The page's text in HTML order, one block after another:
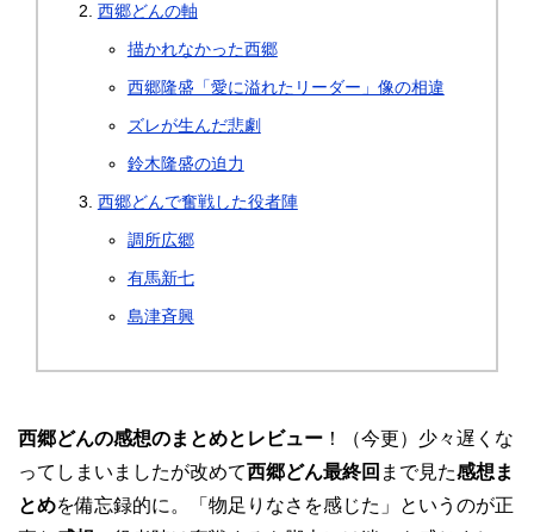
西郷どんの軸
描かれなかった西郷
西郷隆盛「愛に溢れたリーダー」像の相違
ズレが生んだ悲劇
鈴木隆盛の迫力
西郷どんで奮戦した役者陣
調所広郷
有馬新七
島津斉興
西郷どんの感想のまとめとレビュー ！（今更）少々遅くな
ってしまいましたが改めて西郷どん最終回 まで見た感想ま
とめを備忘録的に。「物足りなさを感じた」というのが正